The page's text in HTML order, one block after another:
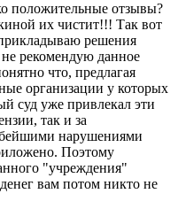
положительные отзывы?
их чистит!!! Так вот
решения
рекомендую данное
что, предлагая
организации у которых
суд уже привлекал эти
так и за
нарушениями
Поэтому
"учреждения"
вам потом никто не